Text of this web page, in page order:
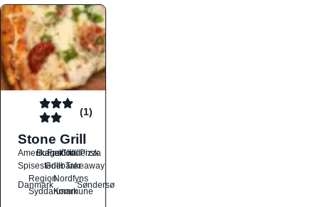
(1)
Stone Grill
Amerikansk
Burger
Fastfood
Grill
Italiensk
Pizza
SpisestederGrillbarerTakeaway
Danmark
Region
Syddanmark
Nordfyns
Kommune
Søndersø